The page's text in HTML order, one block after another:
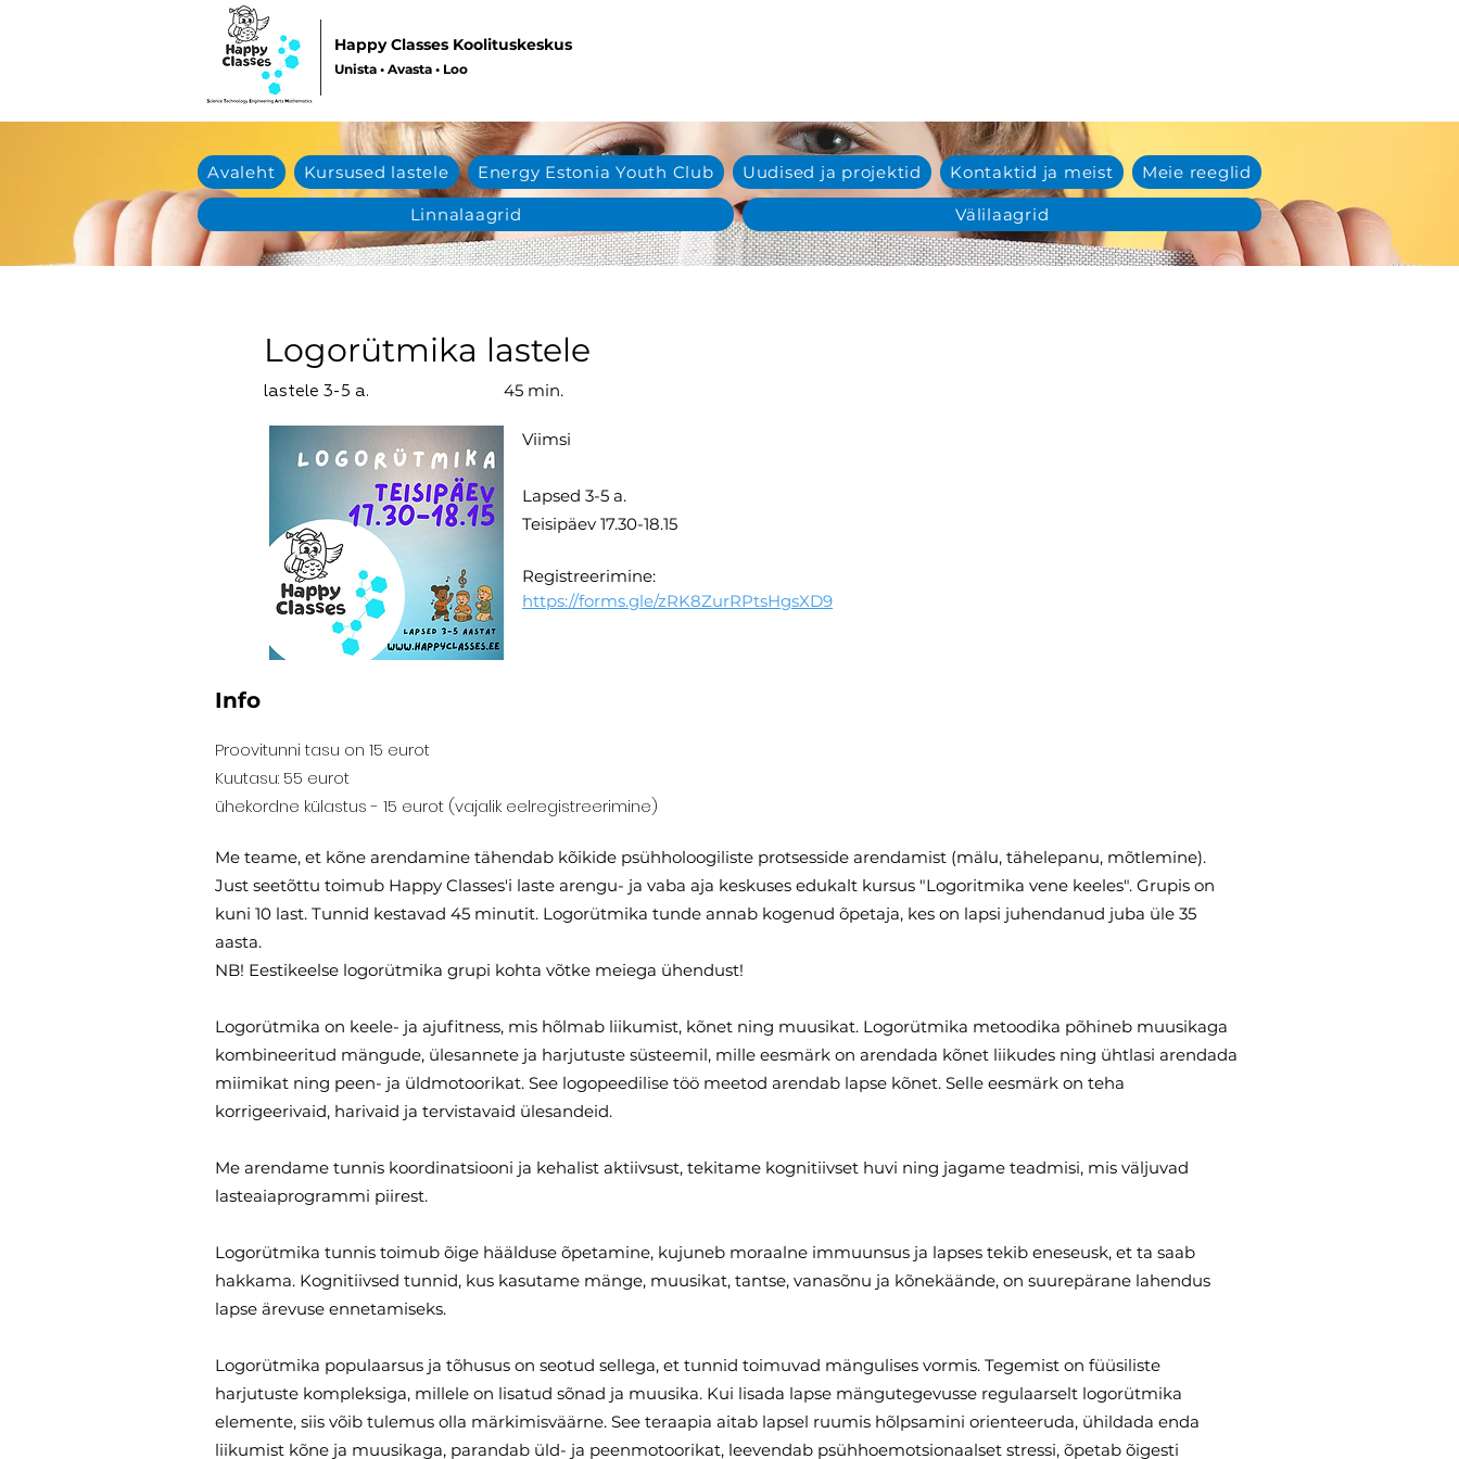
Happy Classes Koolituskeskus
Unista • Avasta • Loo
Avaleht Kursused lastele Energy Estonia Youth Club Uudised ja projektid Kontaktid ja meist Meie reeglid
Linnalaagrid Välilaagrid
Logorütmika lastele
lastele 3-5 a. 45 min.
Viimsi
Lapsed 3-5 a.
Teisipäev 17.30-18.15
Registreerimine:
https://forms.gle/zRK8ZurRPtsHgsXD9
Info
Proovitunni tasu on 15 eurot
Kuutasu: 55 eurot
ühekordne külastus - 15 eurot (vajalik eelregistreerimine)
Me teame, et kõne arendamine tähendab kõikide psühholoogiliste protsesside arendamist (mälu, tähelepanu, mõtlemine).
Just seetõttu toimub Happy Classes'i laste arengu- ja vaba aja keskuses edukalt kursus "Logoritmika vene keeles". Grupis on
kuni 10 last. Tunnid kestavad 45 minutit. Logorütmika tunde annab kogenud õpetaja, kes on lapsi juhendanud juba üle 35
aasta.
NB! Eestikeelse logorütmika grupi kohta võtke meiega ühendust!
Logorütmika on keele- ja ajufitness, mis hõlmab liikumist, kõnet ning muusikat. Logorütmika metoodika põhineb muusikaga
kombineeritud mängude, ülesannete ja harjutuste süsteemil, mille eesmärk on arendada kõnet liikudes ning ühtlasi arendada
miimikat ning peen- ja üldmotoorikat. See logopeedilise töö meetod arendab lapse kõnet. Selle eesmärk on teha
korrigeerivaid, harivaid ja tervistavaid ülesandeid.
Me arendame tunnis koordinatsiooni ja kehalist aktiivsust, tekitame kognitiivset huvi ning jagame teadmisi, mis väljuvad
lasteaiaprogrammi piirest.
Logorütmika tunnis toimub õige häälduse õpetamine, kujuneb moraalne immuunsus ja lapses tekib eneseusk, et ta saab
hakkama. Kognitiivsed tunnid, kus kasutame mänge, muusikat, tantse, vanasõnu ja kõnekäände, on suurepärane lahendus
lapse ärevuse ennetamiseks.
Logorütmika populaarsus ja tõhusus on seotud sellega, et tunnid toimuvad mängulises vormis. Tegemist on füüsiliste
harjutuste kompleksiga, millele on lisatud sõnad ja muusika. Kui lisada lapse mängutegevusse regulaarselt logorütmika
elemente, siis võib tulemus olla märkimisväärne. See teraapia aitab lapsel ruumis hõlpsamini orienteeruda, ühildada enda
liikumist kõne ja muusikaga, parandab üld- ja peenmotoorikat, leevendab psühhoemotsionaalset stressi, õpetab õigesti